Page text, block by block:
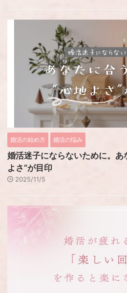
婚活の始め方 婚活の悩み
婚活迷子にならないために。あ
よさ”が目印
2025/11/5